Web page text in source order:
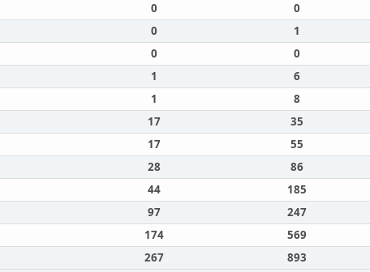
0 0
0 1
0 0
1 6
1 8
17 35
17 55
28 86
44 185
97 247
174 569
267 893